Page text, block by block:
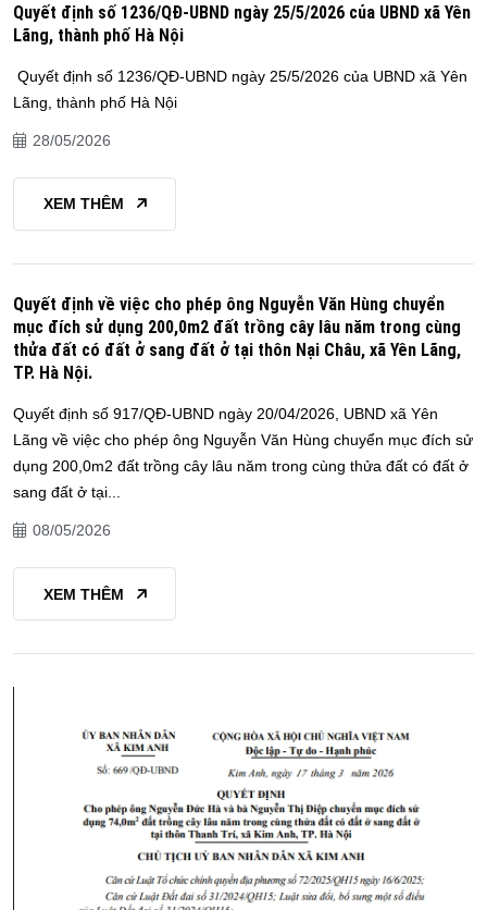
Quyết định số 1236/QĐ-UBND ngày 25/5/2026 của UBND xã Yên
Lãng, thành phố Hà Nội
Quyết định số 1236/QĐ-UBND ngày 25/5/2026 của UBND xã Yên
Lãng, thành phố Hà Nội
28/05/2026
XEM THÊM
Quyết định về việc cho phép ông Nguyễn Văn Hùng chuyển
mục đích sử dụng 200,0m2 đất trồng cây lâu năm trong cùng
thửa đất có đất ở sang đất ở tại thôn Nại Châu, xã Yên Lãng,
TP. Hà Nội.
Quyết định số 917/QĐ-UBND ngày 20/04/2026, UBND xã Yên
Lãng về việc cho phép ông Nguyễn Văn Hùng chuyển mục đích sử
dụng 200,0m2 đất trồng cây lâu năm trong cùng thửa đất có đất ở
sang đất ở tại...
08/05/2026
XEM THÊM